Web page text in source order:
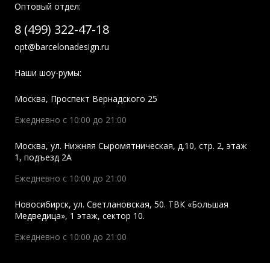
Оптовый отдел:
8 (499) 322-47-18
opt@barcelonadesign.ru
Наши шоу-румы:
Москва, Проспект Вернадского 25
Ежедневно с 10:00 до 21:00
Москва, ул. Нижняя Сыромятническая, д.10, стр. 2, этаж
1, подъезд 2A
Ежедневно с 10:00 до 21:00
Новосибирск, ул. Светлановская, 50. ТВК «Большая
Медведица», 1 этаж, сектор 10.
Ежедневно с 10:00 до 21:00